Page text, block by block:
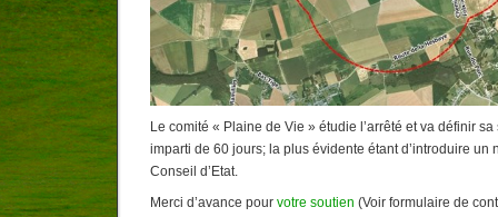
Le comité « Plaine de Vie » étudie l’arrêté et va définir
imparti de 60 jours; la plus évidente étant d’introduire un
Conseil d’Etat.
Merci d’avance pour votre soutien (Voir formulaire de